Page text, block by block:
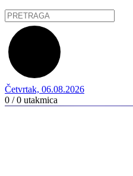
Četvrtak, 06.08.2026
0 / 0 utakmica